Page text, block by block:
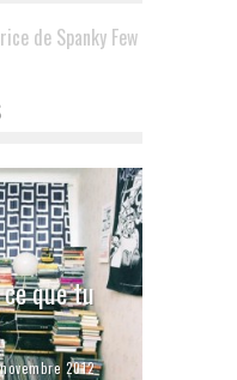
de Spanky Few
que tu
2012